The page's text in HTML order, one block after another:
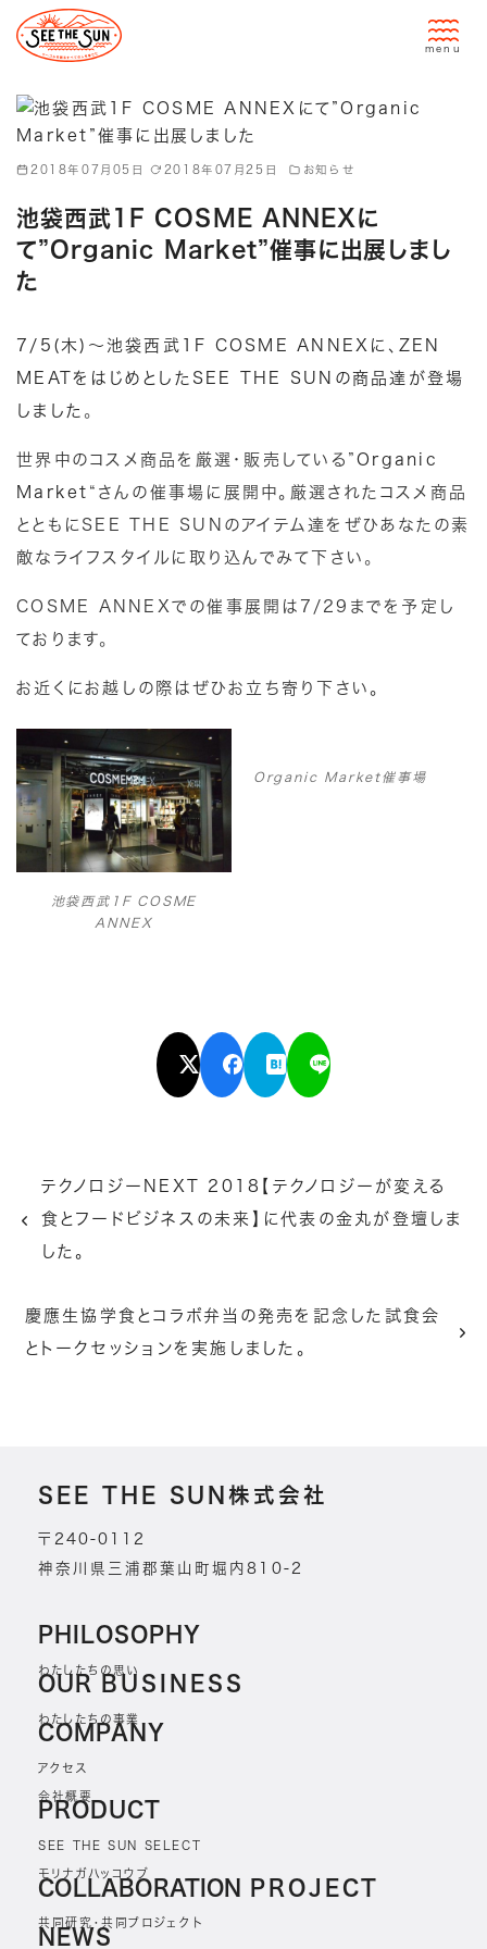
移
2018年07月05日 2018年07月25日 お知らせ
池袋西武1F COSME ANNEXに
て”Organic Market”催事に出展しまし
た
7/5(木)～ 池袋西武 1F COSME ANNEX に、 ZEN
MEATをはじめとしたSEE THE SUNの商品達が登場
しました 。
世界中のコスメ商品を厳選・販売している” Organic
Market “さんの催事場に展開中。厳選されたコスメ商品
とともにSEE THE SUNのアイテム達をぜひあなたの素
敵なライフスタイルに取り込んでみて下さい 。
COSME ANNEXでの催事展開は7/29までを予定し
ております。
お近くにお越しの際はぜひお立ち寄り下さい。
池袋西武1F COSME
ANNEX
Organic Market催事場
テクノロジーNEXT 2018【テクノロジーが変える
食とフードビジネスの未来】に代表の金丸が登壇しま
した。
慶應生協学食とコラボ弁当の発売を記念した試食会
とトークセッションを実施しました。
SEE THE SUN株式会社
〒240-0112
神奈川県三浦郡葉山町堀内810-2
PHILOSOPHY
わたしたちの思い
PRODUCT
SEE THE SUN SELECT
モリナガハッコウブ
OUR BUSINESS
わたしたちの事業
COLLABORATION PROJECT
共同研究・共同プロジェクト
COMPANY
アクセス
会社概要
NEWS